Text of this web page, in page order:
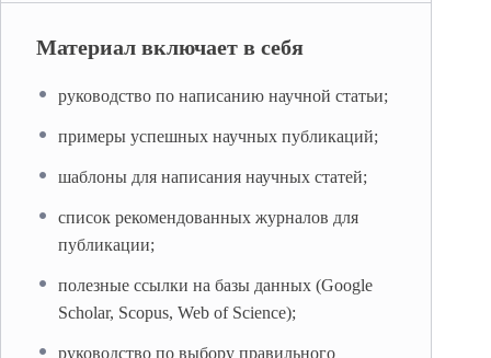
Материал включает в себя
руководство по написанию научной статьи;
примеры успешных научных публикаций;
шаблоны для написания научных статей;
список рекомендованных журналов для
публикации;
полезные ссылки на базы данных (Google
Scholar, Scopus, Web of Science);
руководство по выбору правильного